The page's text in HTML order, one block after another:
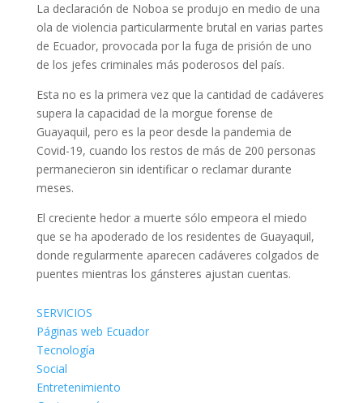
La declaración de Noboa se produjo en medio de una
ola de violencia particularmente brutal en varias partes
de Ecuador, provocada por la fuga de prisión de uno
de los jefes criminales más poderosos del país.
Esta no es la primera vez que la cantidad de cadáveres
supera la capacidad de la morgue forense de
Guayaquil, pero es la peor desde la pandemia de
Covid-19, cuando los restos de más de 200 personas
permanecieron sin identificar o reclamar durante
meses.
El creciente hedor a muerte sólo empeora el miedo
que se ha apoderado de los residentes de Guayaquil,
donde regularmente aparecen cadáveres colgados de
puentes mientras los gánsteres ajustan cuentas.
SERVICIOS
Páginas web Ecuador
Tecnología
Social
Entretenimiento